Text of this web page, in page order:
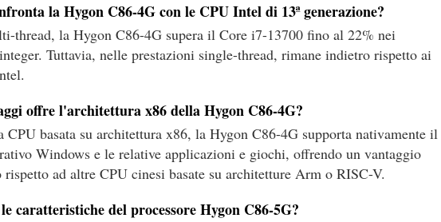
la Hygon C86-4G con le CPU Intel di 13ª generazione?
thread, la Hygon C86-4G supera il Core i7-13700 fino al 22% nei
Tuttavia, nelle prestazioni single-thread, rimane indietro rispetto ai
offre l'architettura x86 della Hygon C86-4G?
CPU basata su architettura x86, la Hygon C86-4G supporta nativamente il
Windows e le relative applicazioni e giochi, offrendo un vantaggio
ad altre CPU cinesi basate su architetture Arm o RISC-V.
caratteristiche del processore Hygon C86-5G?